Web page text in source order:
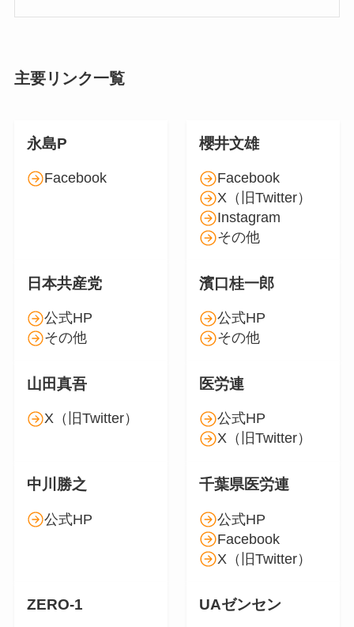
主要リンク一覧
永島P
Facebook
櫻井文雄
Facebook
X（旧Twitter）
Instagram
その他
日本共産党
公式HP
その他
濱口桂一郎
公式HP
その他
山田真吾
X（旧Twitter）
医労連
公式HP
X（旧Twitter）
中川勝之
公式HP
千葉県医労連
公式HP
Facebook
X（旧Twitter）
ZERO-1 UAゼンセン